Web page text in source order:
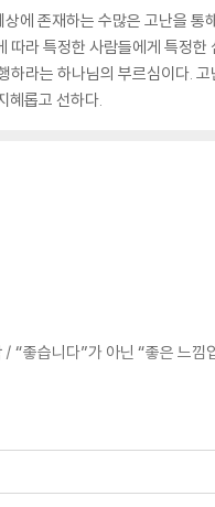
에 존재하는 수많은 고난을 통
라 특정한 사람들에게 특정한
라는 하나님의 부르심이다.
혜롭고 선하다.
“좋습니다”가 아닌 “좋은 느낌
안에는 하나님을 따라 형태가